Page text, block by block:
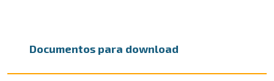
Documentos para download